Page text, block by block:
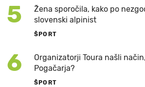
5
Žena sporočila, kako po
slovenski alpinist
ŠPORT
6
Organizatorji Toura našli
Pogačarja?
ŠPORT